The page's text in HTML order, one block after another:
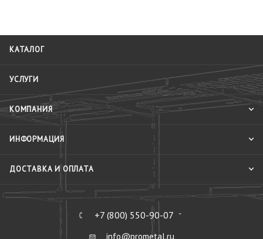
КАТАЛОГ
УСЛУГИ
КОМПАНИЯ
ИНФОРМАЦИЯ
ДОСТАВКА И ОПЛАТА
+7 (800) 550-90-07
info@prometal.ru